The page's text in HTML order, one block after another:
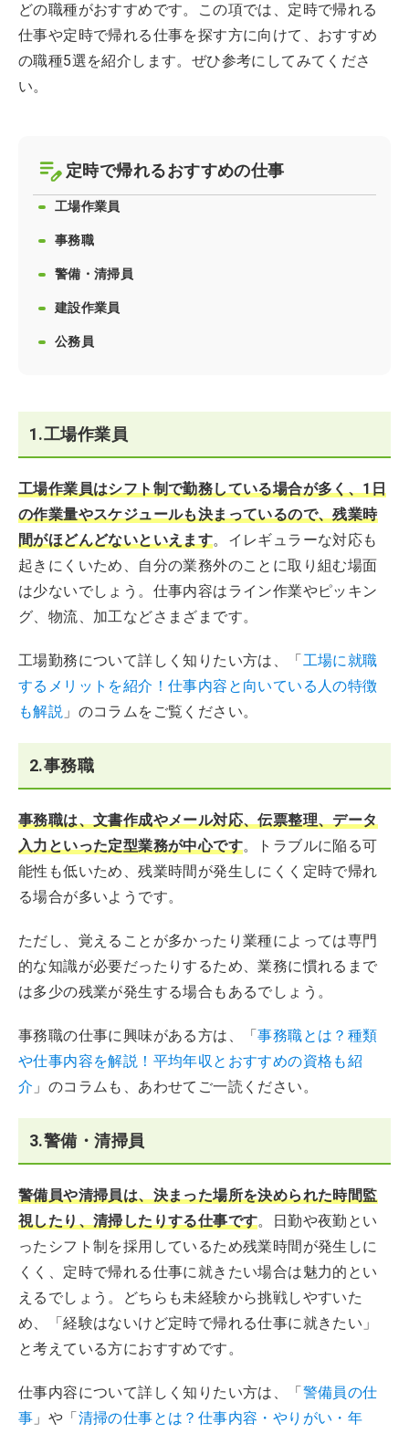
どの職種がおすすめです。この項では、定時で帰れる
仕事や定時で帰れる仕事を探す方に向けて、おすすめ
の職種5選を紹介します。ぜひ参考にしてみてくださ
い。
定時で帰れるおすすめの仕事
工場作業員
事務職
警備・清掃員
建設作業員
公務員
1.工場作業員
工場作業員はシフト制で勤務している場合が多く、1日
の作業量やスケジュールも決まっているので、残業時
間がほどんどないといえます。イレギュラーな対応も
起きにくいため、自分の業務外のことに取り組む場面
は少ないでしょう。仕事内容はライン作業やピッキン
グ、物流、加工などさまざまです。
工場勤務について詳しく知りたい方は、「工場に就職
するメリットを紹介！仕事内容と向いている人の特徴
も解説 」のコラムをご覧ください。
2.事務職
事務職は、文書作成やメール対応、伝票整理、データ
入力といった定型業務が中心です。トラブルに陥る可
能性も低いため、残業時間が発生しにくく定時で帰れ
る場合が多いようです。
ただし、覚えることが多かったり業種によっては専門
的な知識が必要だったりするため、業務に慣れるまで
は多少の残業が発生する場合もあるでしょう。
事務職の仕事に興味がある方は、「事務職とは？種類
や仕事内容を解説！平均年収とおすすめの資格も紹
介 」のコラムも、あわせてご一読ください。
3.警備・清掃員
警備員や清掃員は、決まった場所を決められた時間監
視したり、清掃したりする仕事です。日勤や夜勤とい
ったシフト制を採用しているため残業時間が発生しに
くく、定時で帰れる仕事に就きたい場合は魅力的とい
えるでしょう。どちらも未経験から挑戦しやすいた
め、「経験はないけど定時で帰れる仕事に就きたい」
と考えている方におすすめです。
仕事内容について詳しく知りたい方は、「警備員の仕
事 」や「清掃の仕事とは？仕事内容・やりがい・年